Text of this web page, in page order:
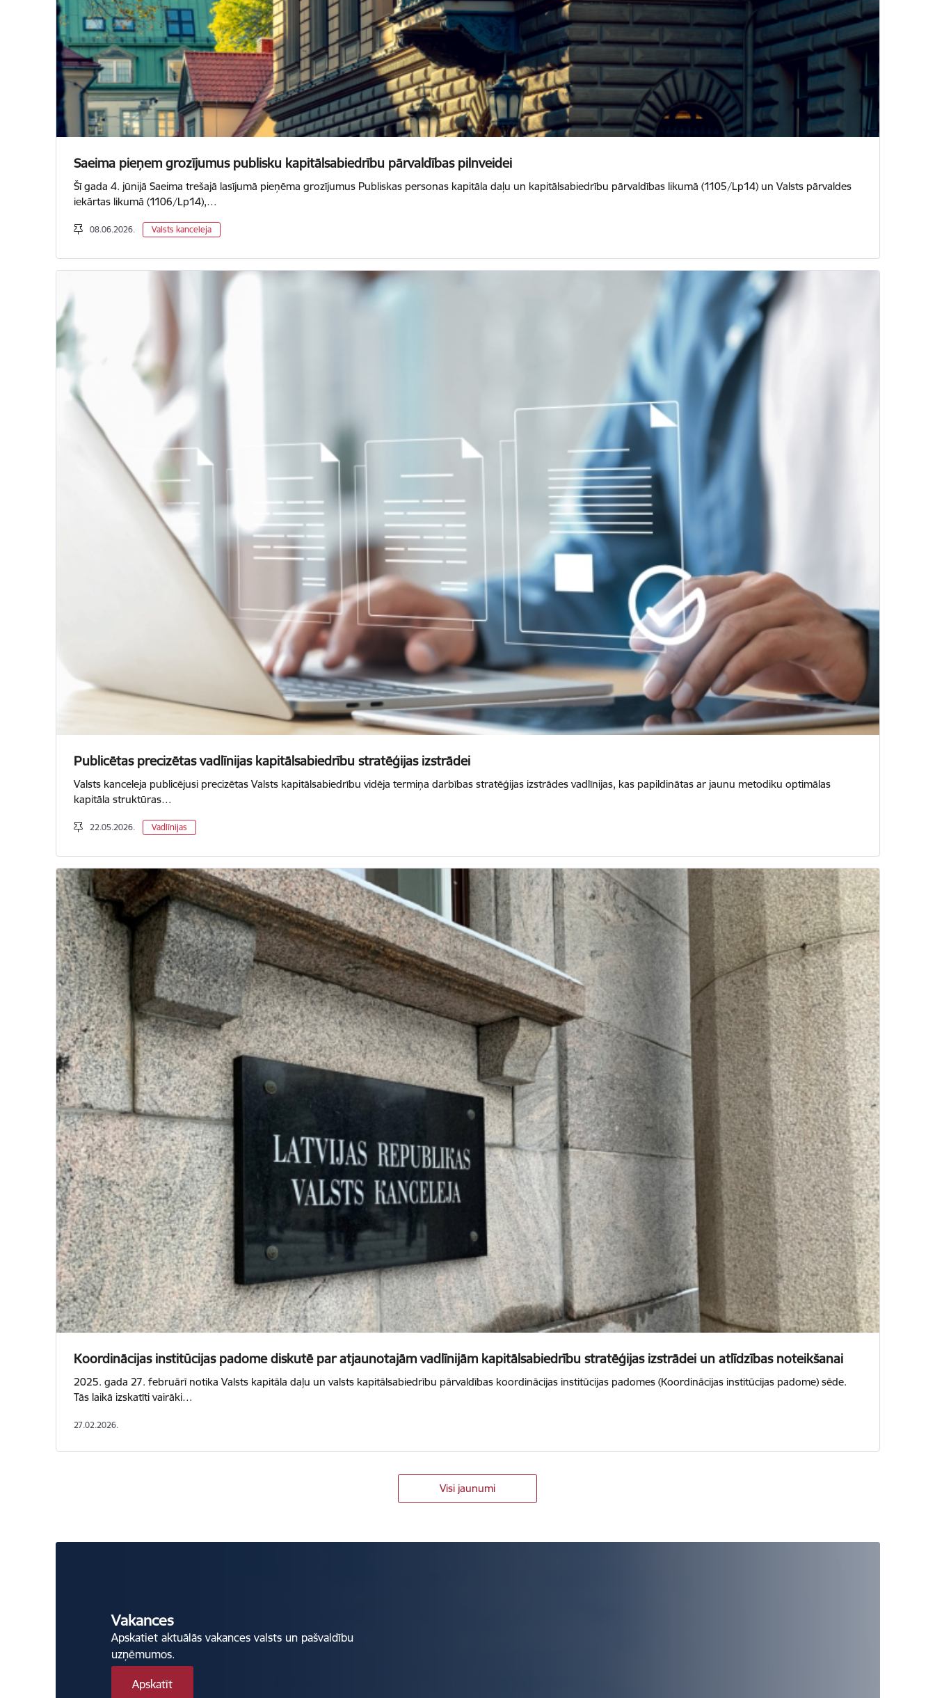
Saeima pieņem grozījumus publisku kapitālsabiedrību pārvaldības pilnveidei
Šī gada 4. jūnijā Saeima trešajā lasījumā pieņēma grozījumus Publiskas personas kapitāla daļu un kapitālsabiedrību pārvaldības likumā (1105/Lp14) un Valsts pārvaldes
iekārtas likumā (1106/Lp14),…
08.06.2026. Valsts kanceleja
Publicētas precizētas vadlīnijas kapitālsabiedrību stratēģijas izstrādei
Valsts kanceleja publicējusi precizētas Valsts kapitālsabiedrību vidēja termiņa darbības stratēģijas izstrādes vadlīnijas, kas papildinātas ar jaunu metodiku optimālas
kapitāla struktūras…
22.05.2026. Vadlīnijas
Koordinācijas institūcijas padome diskutē par atjaunotajām vadlīnijām kapitālsabiedrību stratēģijas izstrādei un atlīdzības noteikšanai
2025. gada 27. februārī notika Valsts kapitāla daļu un valsts kapitālsabiedrību pārvaldības koordinācijas institūcijas padomes (Koordinācijas institūcijas padome) sēde.
Tās laikā izskatīti vairāki…
27.02.2026.
Visi jaunumi
Vakances
Apskatiet aktuālās vakances valsts un pašvaldību
uzņēmumos.
Apskatīt